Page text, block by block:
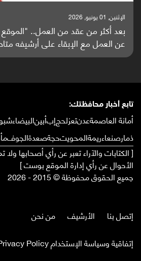
الإثنين, 25 مايو, 2026
باحثون من اليمن يدخلون سباق أبحاث
واعدة منشورة عالميا (ترجمة)
تابع أخبار محافظتك:
أمانة العاصمةعدنتعزلحجإبأبينالبيضاء
ذمارصنعاءريمةالمحويتحجةصعدةالجوف
[ الكتابات والآراء تعبر عن رأي أصحابها
الأحوال عن رأي إدارة الموقع بوست ]
جميع الحقوق محفوظة © 2015 - 2026
إتصل بنا الأرشيف
من نحن
إتفاقية وسياسة الإستخدام Privacy Policy